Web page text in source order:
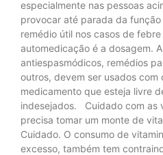
especialmente nas pessoas
provocar até parada da
remédio útil nos casos de
automedicação é a dosagem.
antiespasmódicos, remédios
outros, devem ser usados
medicamento que esteja livre
indesejados. Cuidado com as
precisa tomar um monte de
Cuidado. O consumo de
excesso, também tem